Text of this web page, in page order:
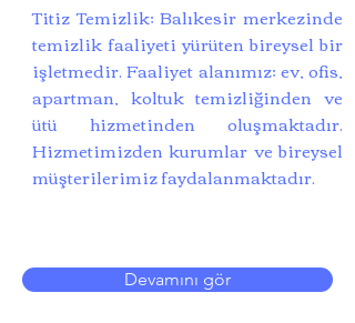
Titiz Temizlik; Balıkesir merkezinde
temizlik faaliyeti yürüten bireysel bir
işletmedir. Faaliyet alanımız; ev, ofis,
apartman, koltuk temizliğinden ve
ütü hizmetinden oluşmaktadır.
Hizmetimizden kurumlar ve bireysel
müşterilerimiz faydalanmaktadır.
Devamını gör